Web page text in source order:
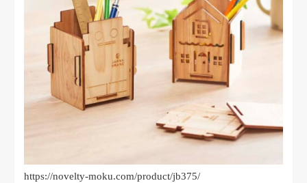
https://novelty-moku.com/product/jb375/